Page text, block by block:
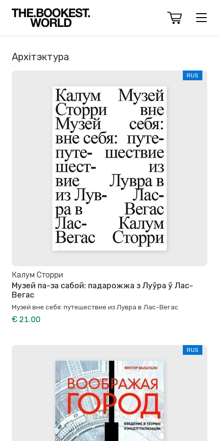
Архітэктура
RUS
Калум Сторри
Музей па-за сабой: падарожжа з Луўра ў Лас-
Вегас
Музей вне себя: путешествие из Лувра в Лас-Вегас
€ 21.00
RUS